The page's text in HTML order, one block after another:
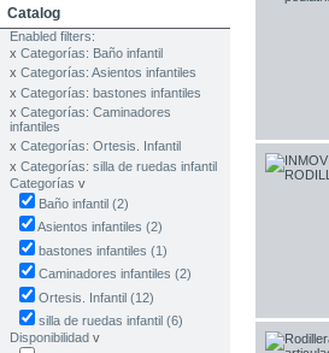
Catalog
Enabled filters:
x Categorías: Baño infantil
x Categorías: Asientos infantiles
x Categorías: bastones infantiles
x Categorías: Caminadores
infantiles
x Categorías: Ortesis. Infantil
x Categorías: silla de ruedas infantil
Categorías v
Baño infantil (2)
Asientos infantiles (2)
bastones infantiles (1)
Caminadores infantiles (2)
Ortesis. Infantil(12)
silla de ruedas infantil (6)
Disponibilidad v